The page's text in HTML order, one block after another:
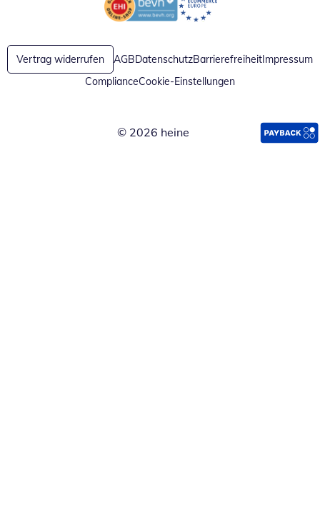
Öffnet in neuem FensterÖffnet in neuem Fenster
Vertrag widerrufen AGBDatenschutzBarrierefreiheitImpressum
ComplianceCookie-Einstellungen
© 2026 heine